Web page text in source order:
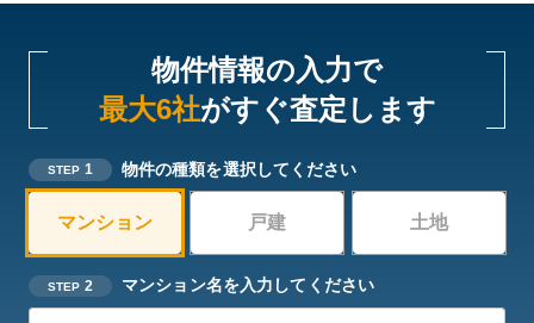
物件情報の入力で
最大6社がすぐ査定します
STEP 1 物件の種類を選択してください
マンション 戸建 土地
STEP 2 マンション名を入力してください